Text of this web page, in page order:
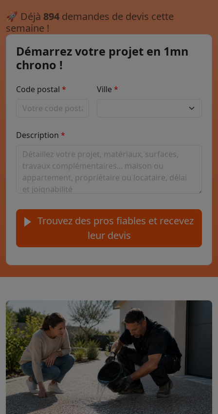
🚀 Déjà 894 demandes de devis cette
semaine !
Démarrez votre projet en 1mn
chrono !
Code postal Ville
Description
Trouvez des pros fiables et recevez
leur devis